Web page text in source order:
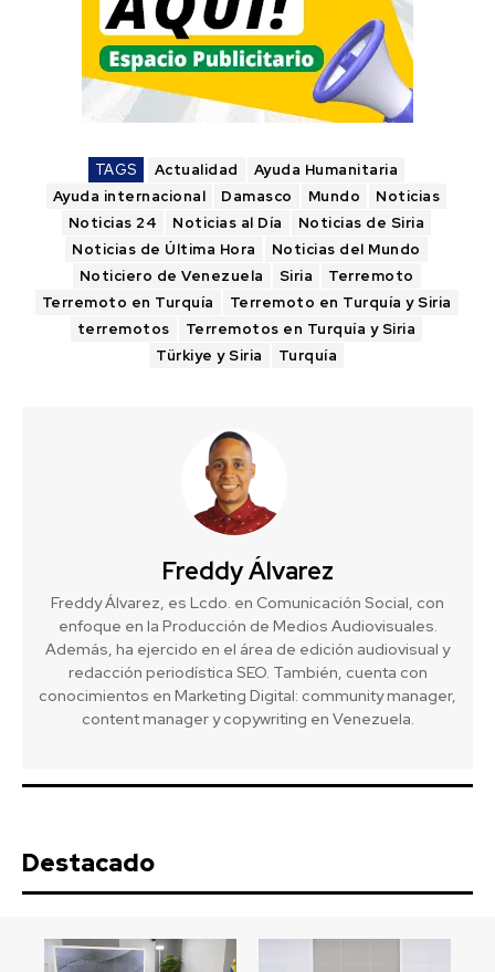
TAGS Actualidad
Ayuda Humanitaria
Ayuda internacional
Damasco Mundo
Noticias
Noticias 24
Noticias al Día
Noticias de Siria
Noticias de Última Hora
Noticias del Mundo
Noticiero de Venezuela
Siria
Terremoto
Terremoto en Turquía
Terremoto en Turquía y Siria
terremotos
Terremotos en Turquía y Siria
Türkiye y Siria
Turquía
Freddy Álvarez
Freddy Álvarez, es Lcdo. en Comunicación Social, con
enfoque en la Producción de Medios Audiovisuales.
Además, ha ejercido en el área de edición audiovisual y
redacción periodística SEO. También, cuenta con
conocimientos en Marketing Digital: community manager,
content manager y copywriting en Venezuela.
Destacado